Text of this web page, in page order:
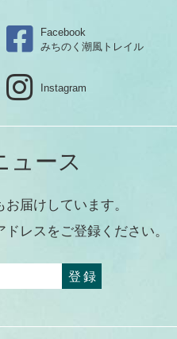
Facebook
みちのく潮風トレイル
Instagram
ュース
届けしています。
レスをご登録ください。